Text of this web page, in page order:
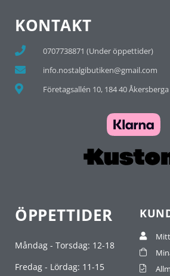
KONTAKT
0707738871 (Under öppettider)
info.nostalgibutiken@gmail.com
Företagsallén 10, 184 40 Åkersberga
ÖPPETTIDER
Måndag - Torsdag: 12-18
Fredag - Lördag: 11-15